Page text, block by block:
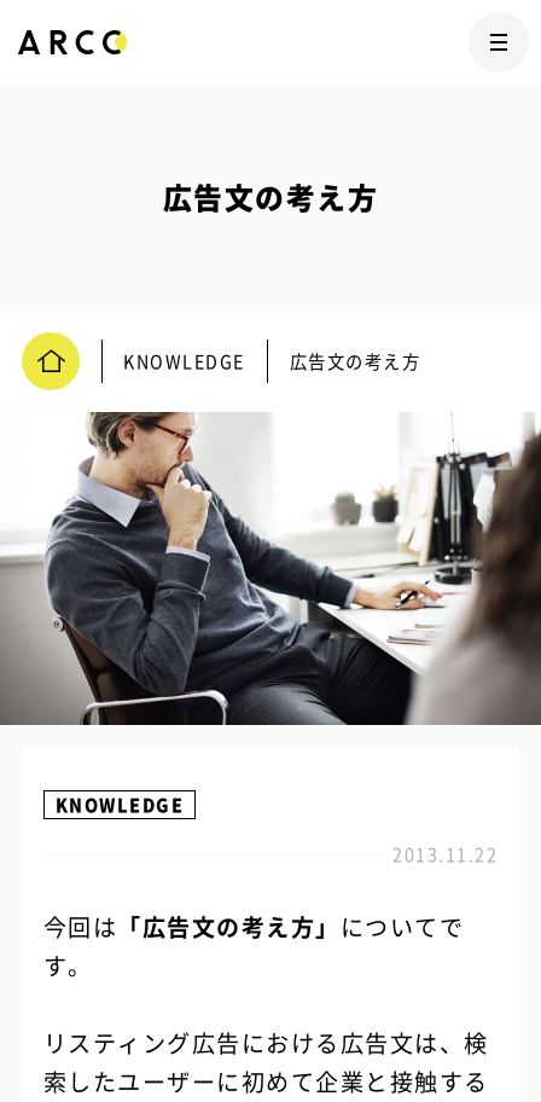
広告文の考え方
KNOWLEDGE 広告文の考え方
KNOWLEDGE
2013.11.22
今回は 「広告文の考え方」 についてで
す。
リスティング広告における広告文は、検
索したユーザーに初めて企業と接触する